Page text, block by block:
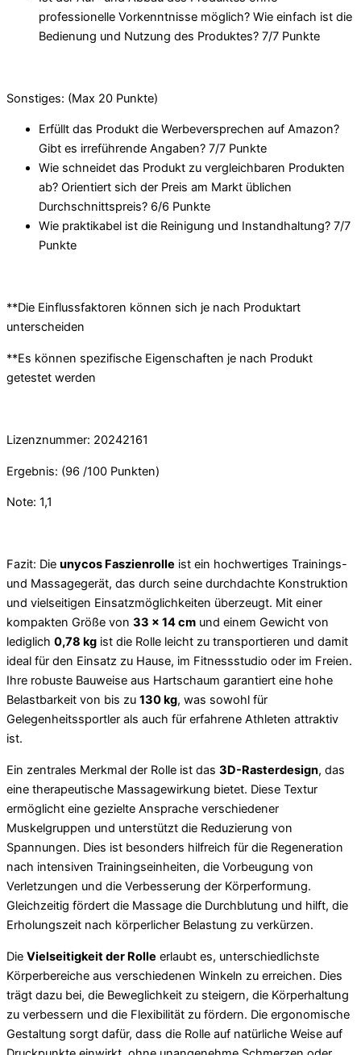
professionelle Vorkenntnisse möglich? Wie einfach ist die
Bedienung und Nutzung des Produktes? 7/7 Punkte
Sonstiges: (Max 20 Punkte)
Erfüllt das Produkt die Werbeversprechen auf Amazon?
Gibt es irreführende Angaben? 7/7 Punkte
Wie schneidet das Produkt zu vergleichbaren Produkten
ab? Orientiert sich der Preis am Markt üblichen
Durchschnittspreis? 6/6 Punkte
Wie praktikabel ist die Reinigung und Instandhaltung? 7/7
Punkte
**Die Einflussfaktoren können sich je nach Produktart
unterscheiden
**Es können spezifische Eigenschaften je nach Produkt
getestet werden
Lizenznummer: 20242161
Ergebnis: (96 /100 Punkten)
Note: 1,1
Fazit: Die unycos Faszienrolle ist ein hochwertiges Trainings-
und Massagegerät, das durch seine durchdachte Konstruktion
und vielseitigen Einsatzmöglichkeiten überzeugt. Mit einer
kompakten Größe von 33 x 14 cm und einem Gewicht von
lediglich 0,78 kg ist die Rolle leicht zu transportieren und damit
ideal für den Einsatz zu Hause, im Fitnessstudio oder im Freien.
Ihre robuste Bauweise aus Hartschaum garantiert eine hohe
Belastbarkeit von bis zu 130 kg, was sowohl für
Gelegenheitssportler als auch für erfahrene Athleten attraktiv
ist.
Ein zentrales Merkmal der Rolle ist das 3D-Rasterdesign, das
eine therapeutische Massagewirkung bietet. Diese Textur
ermöglicht eine gezielte Ansprache verschiedener
Muskelgruppen und unterstützt die Reduzierung von
Spannungen. Dies ist besonders hilfreich für die Regeneration
nach intensiven Trainingseinheiten, die Vorbeugung von
Verletzungen und die Verbesserung der Körperformung.
Gleichzeitig fördert die Massage die Durchblutung und hilft, die
Erholungszeit nach körperlicher Belastung zu verkürzen.
Die Vielseitigkeit der Rolle erlaubt es, unterschiedlichste
Körperbereiche aus verschiedenen Winkeln zu erreichen. Dies
trägt dazu bei, die Beweglichkeit zu steigern, die Körperhaltung
zu verbessern und die Flexibilität zu fördern. Die ergonomische
Gestaltung sorgt dafür, dass die Rolle auf natürliche Weise auf